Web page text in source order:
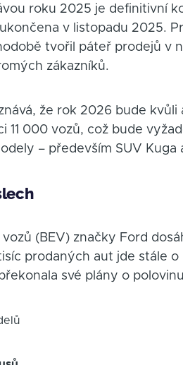
roku 2025 je definitivní
v listopadu 2025.
tvořil páteř prodejů v
zákazníků.
že rok 2026 bude kvůli
11 000 vozů, což bude
– především SUV Kuga
(BEV) značky Ford
prodaných aut jde stále
své plány o